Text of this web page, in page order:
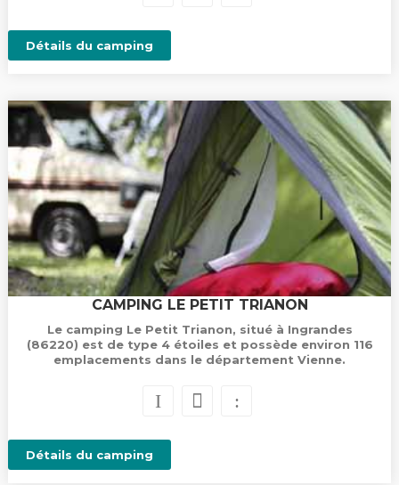
Détails du camping
CAMPING LE PETIT TRIANON
Le camping Le Petit Trianon, situé à Ingrandes
(86220) est de type 4 étoiles et possède environ 116
emplacements dans le département Vienne.
Détails du camping